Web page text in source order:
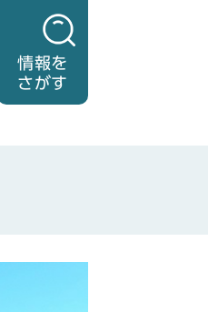
情報を
さがす